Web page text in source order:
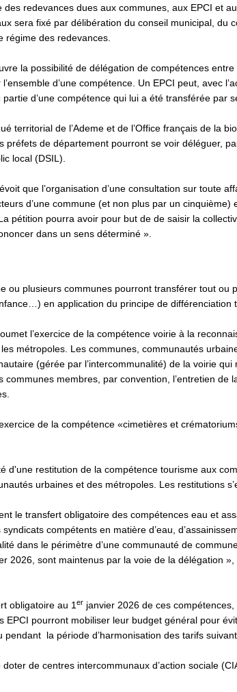
des redevances dues aux communes, aux EPCI et
sera fixé par délibération du conseil municipal, du
régime des redevances.
la possibilité de délégation de compétences
d’une compétence. Un EPCI peut, avec
d’une compétence qui lui a été transférée par
territorial de l’Ademe et de l’Office français de la
préfets de département pourront se voir déléguer,
local (DSIL).
que l’organisation d’une consultation sur toute
d’une commune (et non plus par un
pétition pourra avoir pour but de de saisir la
dans un sens déterminé ».
ou plusieurs communes pourront transférer tout ou
en application du principe de différenciation
l’exercice de la compétence voirie à la
métropoles. Les communes, communautés
(gérée par l’intercommunalité) de la voirie
membres, par convention, l’entretien
de la compétence «cimetières et
d'une restitution de la compétence tourisme aux
urbaines et des métropoles. Les restitutions
le transfert obligatoire des compétences eau et
compétents en matière d’eau,
dans le périmètre d’une communauté de
2026, sont maintenus par la voie de la délégation
obligatoire au 1 er janvier 2026 de ces
pourront mobiliser leur budget général pour
la période d’harmonisation des tarifs
de centres intercommunaux d’action sociale